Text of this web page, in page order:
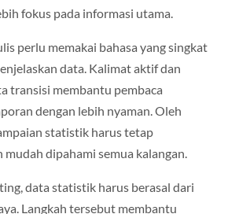
fokus pada informasi utama.
perlu memakai bahasa yang singkat
data. Kalimat aktif dan
transisi membantu pembaca
dengan lebih nyaman. Oleh
statistik harus tetap
dipahami semua kalangan.
data statistik harus berasal dari
Langkah tersebut membantu